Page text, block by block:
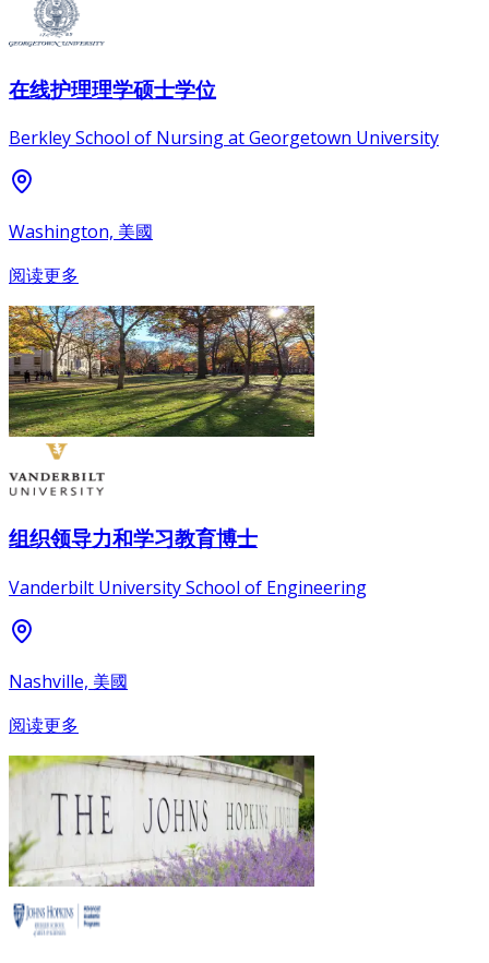
在线护理理学硕士学位
Berkley School of Nursing at Georgetown University
Washington, 美國
阅读更多
组织领导力和学习教育博士
Vanderbilt University School of Engineering
Nashville, 美國
阅读更多